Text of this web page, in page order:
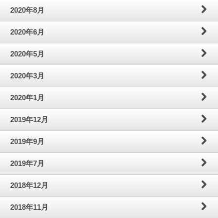
2020年8月
2020年6月
2020年5月
2020年3月
2020年1月
2019年12月
2019年9月
2019年7月
2018年12月
2018年11月